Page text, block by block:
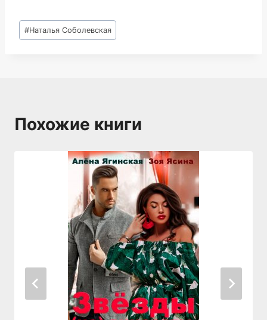
Метки
записи:
#Наталья Соболевская
Похожие книги